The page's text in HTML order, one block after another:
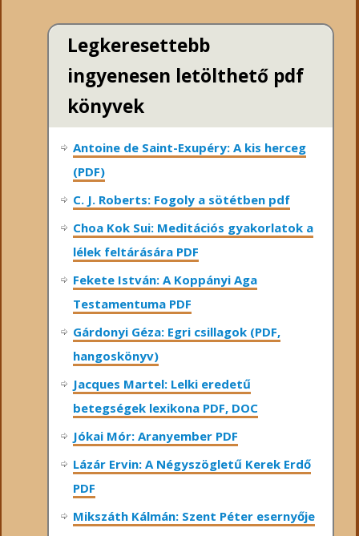
Legkeresettebb
ingyenesen letölthető pdf
könyvek
Antoine de Saint-Exupéry: A kis herceg
(PDF)
C. J. Roberts: Fogoly a sötétben pdf
Choa Kok Sui: Meditációs gyakorlatok a
lélek feltárására PDF
Fekete István: A Koppányi Aga
Testamentuma PDF
Gárdonyi Géza: Egri csillagok (PDF,
hangoskönyv)
Jacques Martel: Lelki eredetű
betegségek lexikona PDF, DOC
Jókai Mór: Aranyember PDF
Lázár Ervin: A Négyszögletű Kerek Erdő
PDF
Mikszáth Kálmán: Szent Péter esernyője